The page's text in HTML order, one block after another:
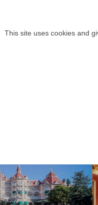
:
: le luxe
This site uses cookies and